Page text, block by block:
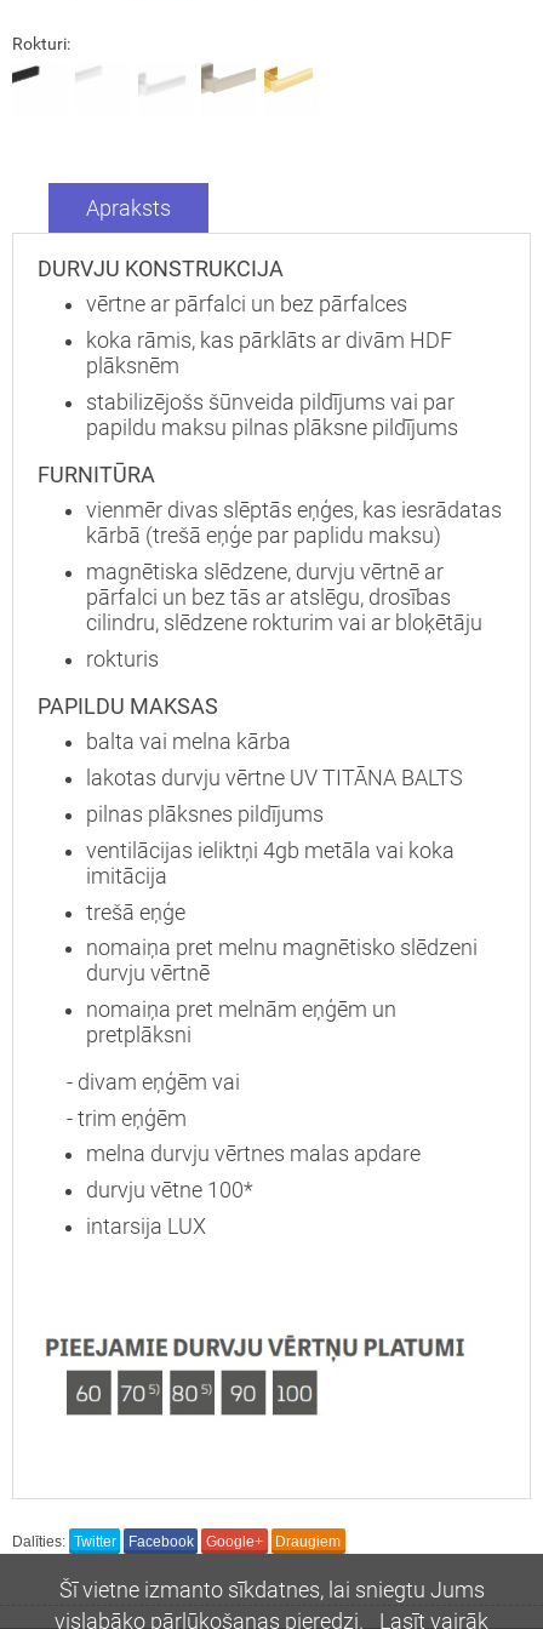
Rokturi:
Apraksts
DURVJU KONSTRUKCIJA
vērtne ar pārfalci un bez pārfalces
koka rāmis, kas pārklāts ar divām HDF
plāksnēm
stabilizējošs šūnveida pildījums vai par
papildu maksu pilnas plāksne pildījums
FURNITŪRA
vienmēr divas slēptās eņģes, kas iesrādatas
kārbā (trešā eņģe par paplidu maksu)
magnētiska slēdzene, durvju vērtnē ar
pārfalci un bez tās ar atslēgu, drosības
cilindru, slēdzene rokturim vai ar bloķētāju
rokturis
PAPILDU MAKSAS
balta vai melna kārba
lakotas durvju vērtne UV TITĀNA BALTS
pilnas plāksnes pildījums
ventilācijas ieliktņi 4gb metāla vai koka
imitācija
trešā eņģe
nomaiņa pret melnu magnētisko slēdzeni
durvju vērtnē
nomaiņa pret melnām eņģēm un
pretplāksni
- divam eņģēm vai
- trim eņģēm
melna durvju vērtnes malas apdare
durvju vētne 100*
intarsija LUX
Dalīties: Twitter Facebook Google+ Draugiem
durvis
dzīvoklim
Aizvērt!
Šī vietne izmanto sīkdatnes, lai sniegtu Jums
vislabāko pārlūkošanas pieredzi.
Lasīt vairāk